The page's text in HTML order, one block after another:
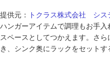
提供元：
トクラス株式会社 シ
ハンガーアイテムで調理もお手
スペースとしてつかえます。さ
き、シンク奥にラックをセット